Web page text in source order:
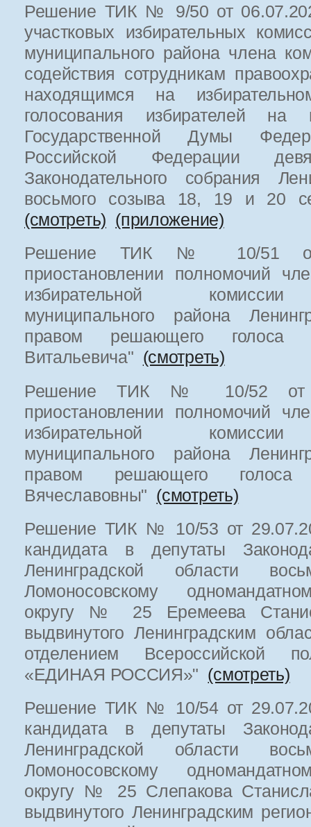
Решение ТИК № 9/50 от
участковых избирательных
муниципального района члена
содействия сотрудникам
находящимся на
голосования избирателей на
Государственной Думы
Российской Федерации
Законодательного собрания
восьмого созыва 18, 19 и 20
(смотреть) (приложение)
Решение ТИК № 10/51 от
приостановлении полномочий
избирательной комиссии
муниципального района
правом решающего голоса
Витальевича" (смотреть)
Решение ТИК № 10/52 от
приостановлении полномочий
избирательной комиссии
муниципального района
правом решающего
Вячеславовны" (смотреть)
Решение ТИК № 10/53 от
кандидата в депутаты
Ленинградской области
Ломоносовскому
округу № 25 Еремеева
выдвинутого Ленинградским
отделением Всероссийской
«ЕДИНАЯ РОССИЯ»" (смотреть)
Решение ТИК № 10/54 от
кандидата в депутаты
Ленинградской области
Ломоносовскому
округу № 25 Слепакова
выдвинутого Ленинградским